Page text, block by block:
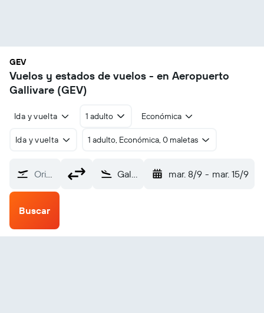
GEV
Vuelos y estados de vuelos - en Aeropuerto
Gallivare (GEV)
Ida y vuelta 1 adulto Económica
Ida y vuelta 1 adulto, Económica, 0 maletas
Origen Gallivare (GEV) mar. 8/9 - mar. 15/9
Buscar